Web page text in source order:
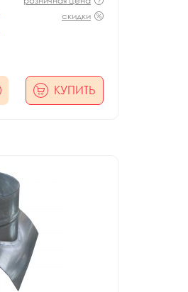
скидки
КУПИТЬ